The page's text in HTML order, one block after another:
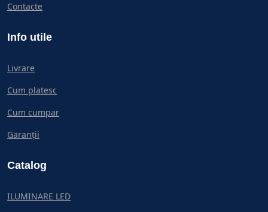
Contacte
Info utile
Livrare
Cum platesc
Cum cumpar
Garanții
Catalog
ILUMINARE LED